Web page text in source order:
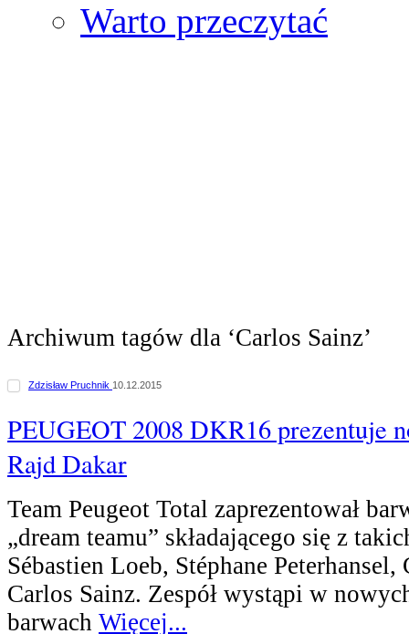
Warto przeczytać
Archiwum tagów dla ‘Carlos Sainz’
Zdzisław Pruchnik 10.12.2015
PEUGEOT 2008 DKR16 prezentuje
Rajd Dakar
Team Peugeot Total zaprezentował
„dream teamu” składającego się z
Sébastien Loeb, Stéphane
Carlos Sainz. Zespół wystąpi w
barwach Więcej...